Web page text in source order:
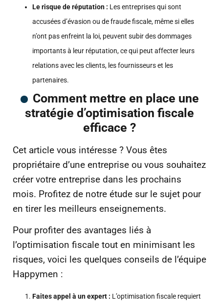
Le risque de réputation : Les entreprises qui sont
accusées d’évasion ou de fraude fiscale, même si elles
n’ont pas enfreint la loi, peuvent subir des dommages
importants à leur réputation, ce qui peut affecter leurs
relations avec les clients, les fournisseurs et les
partenaires.
Comment mettre en place une
stratégie d’optimisation fiscale
efficace ?
Cet article vous intéresse ? Vous êtes
propriétaire d’une entreprise ou vous souhaitez
créer votre entreprise dans les prochains
mois. Profitez de notre étude sur le sujet pour
en tirer les meilleurs enseignements.
Pour profiter des avantages liés à
l’optimisation fiscale tout en minimisant les
risques, voici les quelques conseils de l’équipe
Happymen :
Faites appel à un expert : L’optimisation fiscale requiert